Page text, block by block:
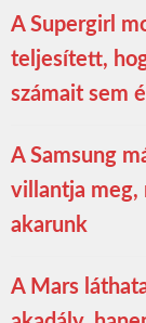
A Supergirl
teljesített,
számait sem
A Samsung
villantja meg,
akarunk
A Mars